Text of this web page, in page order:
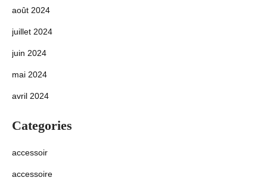
août 2024
juillet 2024
juin 2024
mai 2024
avril 2024
Categories
accessoir
accessoire